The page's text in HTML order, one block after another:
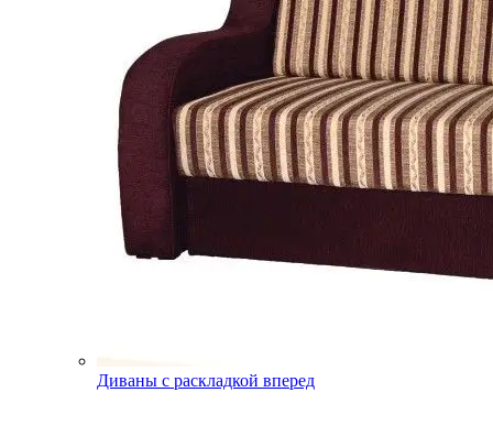
Диваны с раскладкой вперед